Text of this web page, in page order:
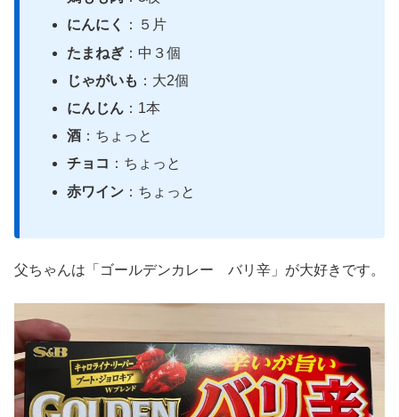
にんにく
：５片
たまねぎ ：中３個
じゃがいも ：大2個
にんじん ：1本
酒 ：ちょっと
チョコ ：ちょっと
赤ワイン ：ちょっと
父ちゃんは「ゴールデンカレー バリ辛」が大好きです。